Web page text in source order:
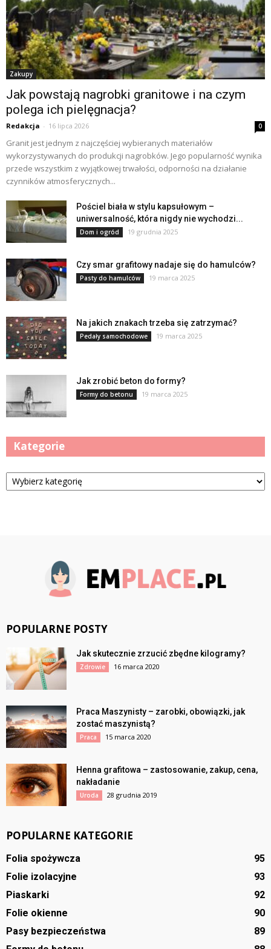
Zakupy
Jak powstają nagrobki granitowe i na czym
polega ich pielęgnacja?
Redakcja - 16 lipca 2026 0
Granit jest jednym z najczęściej wybieranych materiałów
wykorzystywanych do produkcji nagrobków. Jego popularność wynika
przede wszystkim z wyjątkowej trwałości, odporności na działanie
czynników atmosferycznych...
Pościel biała w stylu kapsułowym –
uniwersalność, która nigdy nie wychodzi...
Dom i ogród 19 grudnia 2025
Czy smar grafitowy nadaje się do hamulców?
Pasty do hamulców 19 marca 2025
Na jakich znakach trzeba się zatrzymać?
Pedały samochodowe 19 marca 2025
Jak zrobić beton do formy?
Formy do betonu 19 marca 2025
Kategorie
Kategorie
POPULARNE POSTY
Jak skutecznie zrzucić zbędne kilogramy?
Zdrowie 16 marca 2020
Praca Maszynisty – zarobki, obowiązki, jak
zostać maszynistą?
Praca 15 marca 2020
Henna grafitowa – zastosowanie, zakup, cena,
nakładanie
Uroda 28 grudnia 2019
POPULARNE KATEGORIE
Folia spożywcza
95
Folie izolacyjne
93
Piaskarki
92
Folie okienne
90
Pasy bezpieczeństwa
89